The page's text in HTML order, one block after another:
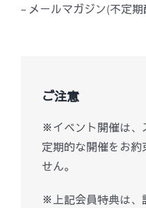
– メールマガジン(不定期
ご注意
※イベント開催は、
定期的な開催をお
せん。
※上記会員特典は、